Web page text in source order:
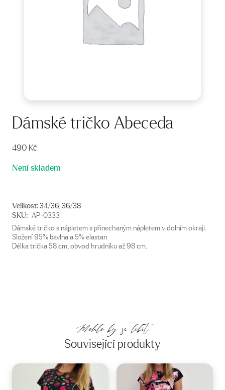
Dámské tričko Abeceda
490 Kč
Není skladem
Velikost:34/36 36/38
SKU: AP-0333
Dámské tričko s nápletem s přinechaným nápletem v dolním okraji.
Složení 95% bavlna a 5% elastan
Délka trička 58 cm, obvod hrudníku až 98 cm.
Mohlo by se líbit
Související produkty